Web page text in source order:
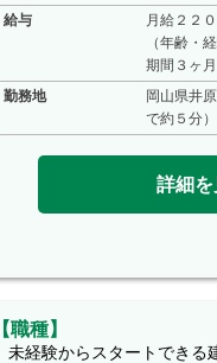
給与
月給２２
（年齢・
期間３ヶ月
勤務地
岡山県井
で約５分）
詳細を
【職種】
未経験からスタートできる